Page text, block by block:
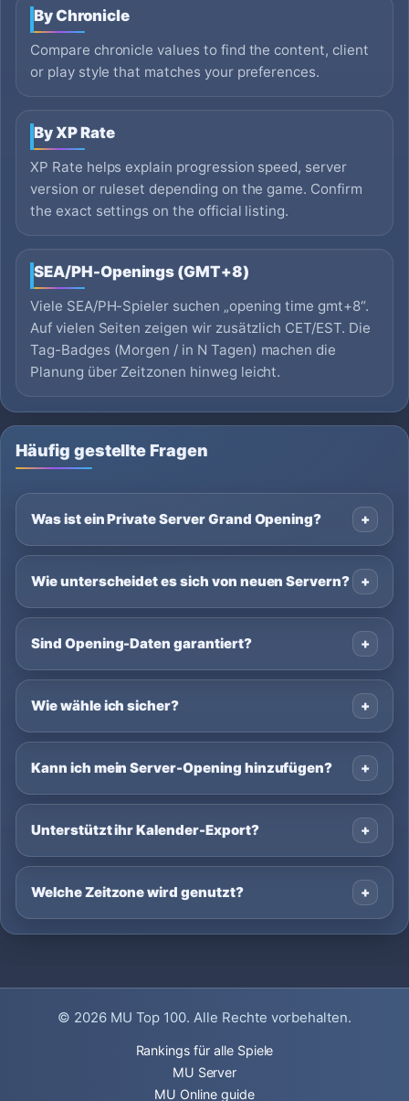
By Chronicle
Compare chronicle values to find the content, client
or play style that matches your preferences.
By XP Rate
XP Rate helps explain progression speed, server
version or ruleset depending on the game. Confirm
the exact settings on the official listing.
SEA/PH-Openings (GMT+8)
Viele SEA/PH-Spieler suchen „opening time gmt+8“.
Auf vielen Seiten zeigen wir zusätzlich CET/EST. Die
Tag-Badges (Morgen / in N Tagen) machen die
Planung über Zeitzonen hinweg leicht.
Häufig gestellte Fragen
Was ist ein Private Server Grand Opening?
Wie unterscheidet es sich von neuen Servern?
Sind Opening-Daten garantiert?
Wie wähle ich sicher?
Kann ich mein Server-Opening hinzufügen?
Unterstützt ihr Kalender-Export?
Welche Zeitzone wird genutzt?
© 2026 MU Top 100. Alle Rechte vorbehalten.
Rankings für alle Spiele
MU Server
MU Online guide